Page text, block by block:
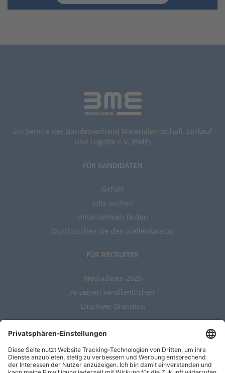
Ein Service des Bundesverband Materialwirtschaft, Einkauf
und Logistik e.V. (BME)
FÜR KANDIDATEN
Gehalt
Jobs suchen
Unternehmen finden
Durchsuchen Sie den Stellenkatalog
FÜR RECRUITER
Mediadaten 2026
Anzeigen veröffentlichen
Employer Branding
ALLGEMEIN
Kontakt
AGBs